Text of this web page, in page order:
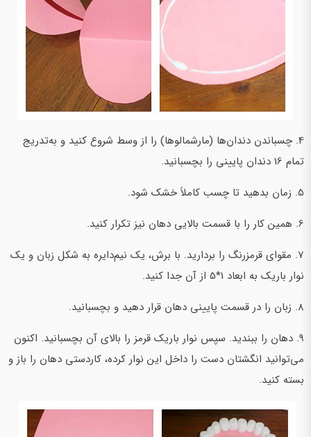
4. چسباندن دندان‌ها (مارشمالوها) را از وسط شروع کنید و به‌تدریج
تمام 16 دندان پایینی را بچسبانید.
5. زمان بدهید تا چسب کاملاً خشک شود.
6. همین کار را با قسمت بالایی دهان نیز تکرار کنید.
7. مقوای قرمزرنگ را بردارید. با برش، یک نیم‌دایره به شکل زبان و یک
نوار باریک به ابعاد 1*5 از آن جدا کنید.
8. زبان را در قسمت پایینی دهان قرار دهید و بچسبانید.
9. دهان را ببندید. سپس نوار باریک قرمز را بالای آن بچسبانید. اکنون
می‌توانید انگشتان دست را داخل این نوار کرده، کاردستی دهان را باز و
بسته کنید.